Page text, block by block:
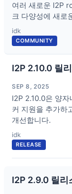
여러 새로운 I2P
크 다양성에 새로
idk
COMMUNITY
I2P 2.10.0 릴
SEP 8, 2025
I2P 2.10.0은 양
커 지원을 추가하
개선합니다.
idk
RELEASE
I2P 2.9.0 릴리